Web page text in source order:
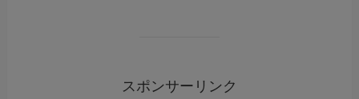
スポンサーリンク